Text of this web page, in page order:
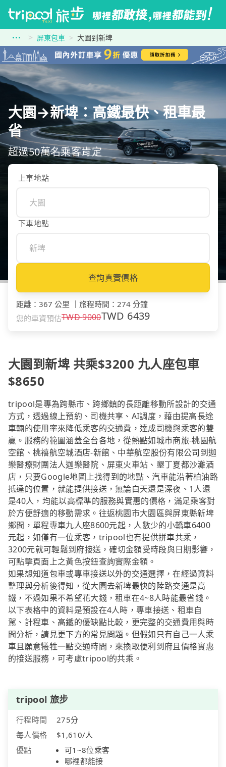
屏東包車 大園到新埤
大園→新埤：高鐵最快、租車最
省
超過50萬名乘客肯定
上車地點
下車地點
查詢真實價格
距離 ： 367 公里 旅程時間 ： 274 分鐘
您的車資預估TWD9000TWD 6439
大園到新埤 共乘$3200 九人座包車
$8650
tripool是專為跨縣市、跨鄉鎮的長距離移動所設計的交通
方式，透過線上預約、司機共享、AI調度，藉由提高長途
車輛的使用率來降低乘客的交通費，達成司機與乘客的雙
贏。服務的範圍涵蓋全台各地，從熱點如城市商旅-桃園航
空館、桃禧航空城酒店-新館、中華航空股份有限公司到迦
樂醫療財團法人迦樂醫院、屏東火車站、墾丁夏都沙灘酒
店，只要Google地圖上找得到的地點、汽車能沿著柏油路
抵達的位置，就能提供接送，無論白天還是深夜、1人還
是40人，均能以高標準的服務與實惠的價格，滿足乘客對
於方便舒適的移動需求。往返桃園市大園區與屏東縣新埤
鄉間，單程專車九人座8600元起，人數少的小轎車6400
元起，如僅有一位乘客，tripool也有提供拼車共乘，
3200元就可輕鬆到府接送，確切金額受時段與日期影響，
可點擊頁面上之黃色按鈕查詢實際金額。
如果想知道包車或專車接送以外的交通選擇，在經過資料
整理與分析後得知，從大園去新埤最快的陸路交通是高
鐵，不過如果不希望花大錢，租車在4~8人時能最省錢。
以下表格中的資料是預設在4人時，專車接送、租車自
駕、計程車、高鐵的優缺點比較，更完整的交通費用與時
間分析，請見更下方的常見問題。但假如只有自己一人乘
車且願意犧牲一點交通時間，來換取便利到府且價格實惠
的接送服務，可考慮tripool的共乘。
tripool 旅步
行程時間
275分
每人價格
$1,610/人
優點
可1~8位乘客
哪裡都能接